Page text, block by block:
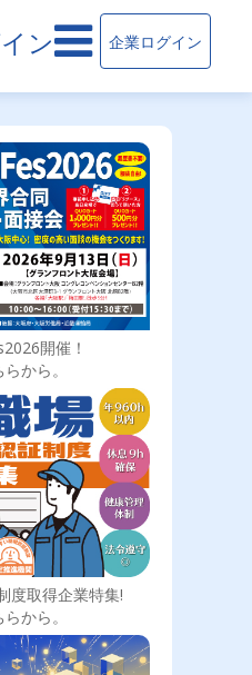
ン 企業ログイン
開催！
から。
度取得企業特集!
から。